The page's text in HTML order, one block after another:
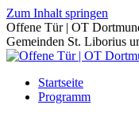
Zum Inhalt springen
Offene Tür | OT
Gemeinden St. Liborius
Startseite
Programm